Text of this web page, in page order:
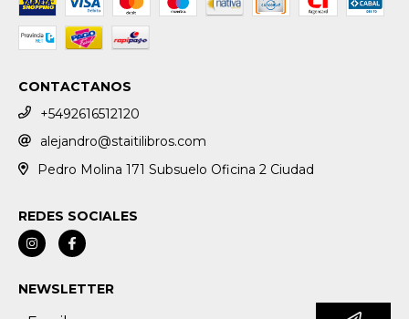
CONTACTANOS
+5492616512120
alejandro@staitilibros.com
Pedro Molina 171 Subsuelo Oficina 2 Ciudad
REDES SOCIALES
NEWSLETTER